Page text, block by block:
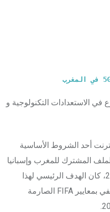
أحد الشروط الأساسية
المشترك للمغرب وإسبانيا
والبرتغال لتنظيم كأس العالم 2030، كان الهدف الرئيسي لهذا
الاجتماع هو التأكد من أن المغرب يفي بمعايير FIFA الصارمة